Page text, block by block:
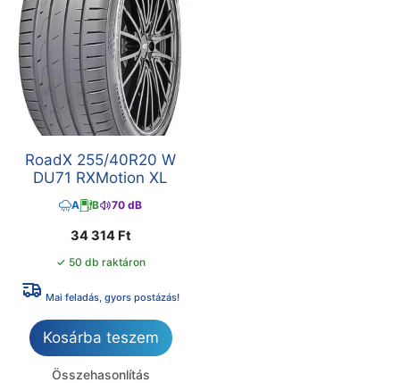
RoadX 255/40R20 W
DU71 RXMotion XL
A B 70 dB
34 314 Ft
✓ 50 db raktáron
Mai feladás, gyors postázás!
Kosárba teszem
Összehasonlítás